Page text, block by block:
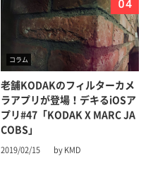
コラム
老舗KODAKのフィルターカメ
ラアプリが登場！デキるiOSア
プリ#47「KODAK X MARC JA
COBS」
2019/02/15 by KMD